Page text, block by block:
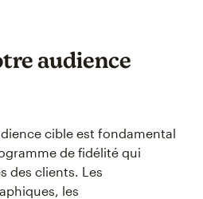
audience
cible est fondamental
de fidélité qui
des clients. Les
les